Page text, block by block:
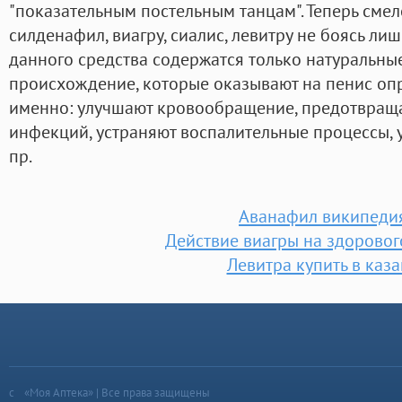
"показательным постельным танцам". Теперь
силденафил, виагру, сиалис, левитру не боясь
данного средства содержатся только
происхождение, которые оказывают на пенис
именно: улучшают кровообращение,
инфекций, устраняют воспалительные
пр.
Аванафил
Действие виагры на
Левитра купить в
«Моя Аптека» | Все права защищены